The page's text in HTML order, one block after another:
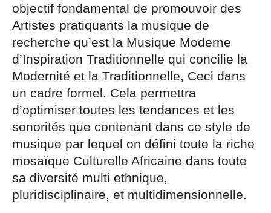
objectif fondamental de promouvoir des
Artistes pratiquants la musique de
recherche qu’est la Musique Moderne
d’Inspiration Traditionnelle qui concilie la
Modernité et la Traditionnelle, Ceci dans
un cadre formel. Cela permettra
d’optimiser toutes les tendances et les
sonorités que contenant dans ce style de
musique par lequel on défini toute la riche
mosaïque Culturelle Africaine dans toute
sa diversité multi ethnique,
pluridisciplinaire, et multidimensionnelle.